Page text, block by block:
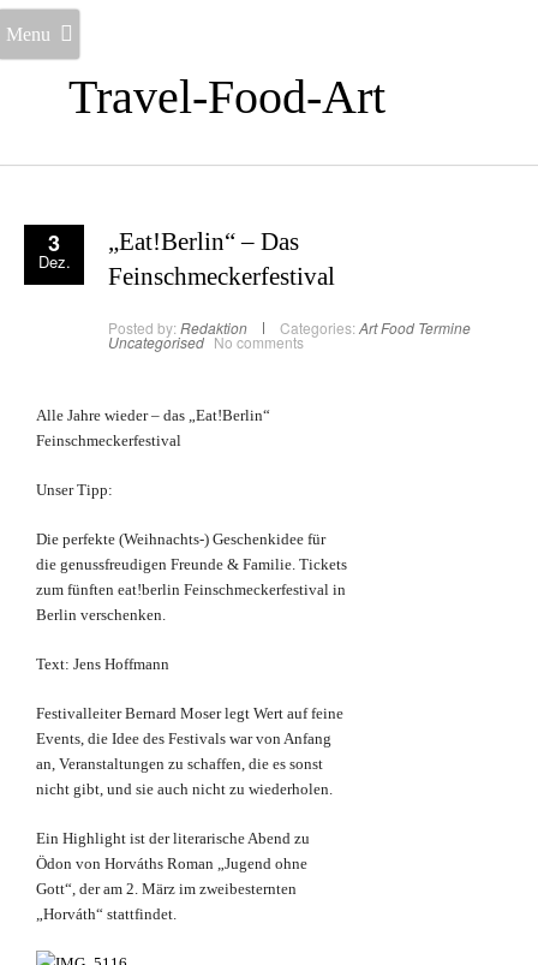
Travel-Food-Art
Menu
3
Dez.
„Eat!Berlin“ – Das
Feinschmeckerfestival
Posted by: Redaktion Categories: ArtFood Termine
Uncategorised No comments
Alle Jahre wieder – das „Eat!Berlin“
Feinschmeckerfestival
Unser Tipp:
Die perfekte (Weihnachts-) Geschenkidee für
die genussfreudigen Freunde & Familie. Tickets
zum fünften eat!berlin Feinschmeckerfestival in
Berlin verschenken.
Text: Jens Hoffmann
Festivalleiter Bernard Moser legt Wert auf feine
Events, die Idee des Festivals war von Anfang
an, Veranstaltungen zu schaffen, die es sonst
nicht gibt, und sie auch nicht zu wiederholen.
Ein Highlight ist der literarische Abend zu
Ödon von Horváths Roman „Jugend ohne
Gott“, der am 2. März im zweibesternten
„Horváth“ stattfindet.